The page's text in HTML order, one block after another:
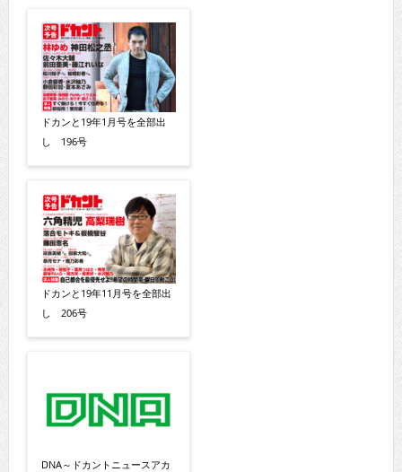
ドカンと19年1月号を全部出
し 196号
ドカンと19年11月号を全部出
し 206号
DNA～ドカントニュースアカ